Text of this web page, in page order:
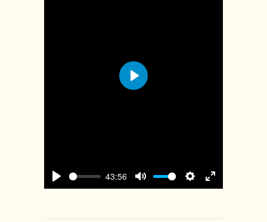
Play
43:56
Mute
Settings
Enter
Play